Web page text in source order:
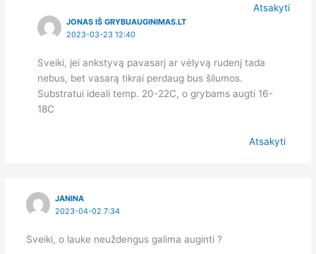
Atsakyti
JONAS IŠ GRYBUAUGINIMAS.LT
2023-03-23 12:40
Sveiki, jei ankstyvą pavasarį ar vėlyvą rudenį tada
nebus, bet vasarą tikrai perdaug bus šilumos.
Substratui ideali temp. 20-22C, o grybams augti 16-
18C
Atsakyti
JANINA
2023-04-02 7:34
Sveiki, o lauke neuždengus galima auginti ?